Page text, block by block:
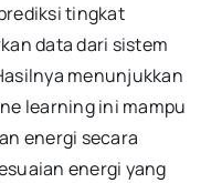
tingkat
data dari sistem
menunjukkan
learning ini mampu
energi secara
energi yang